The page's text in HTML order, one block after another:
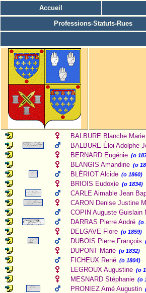
Accueil
Professions-Statuts-Rues
BALBURE Blanche Marie
BALBURE Éloi Adolphe
BERNARD Eugénie (o
BLANGIS Amandine (o
BLÉRIOT Alcide (o 1860)
BRIOIS Eudoxie (o 1834)
CARLE Aimable Jean
CARON Denise Justine
COPIN Auguste Guislain
DARRAS Pierre André (o
DELGAVE Flore (o 1859)
DUBOIS Pierre François
DUPONT Marie (o 1832)
FICHEUX René (o 1804)
LEGROUX Augustine (o
MESNARD Stéphanie (o
PRONIEZ Amé Augustin